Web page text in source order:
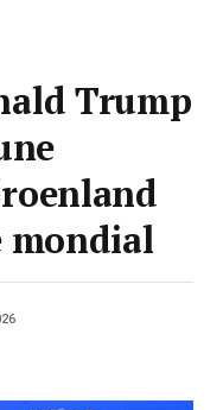
Trump
mondial